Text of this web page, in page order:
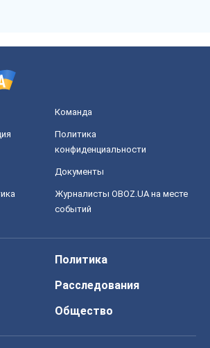
Команда
Политика
конфиденциальности
Документы
Журналисты OBOZ.UA на месте
событий
Политика
Расследования
Общество